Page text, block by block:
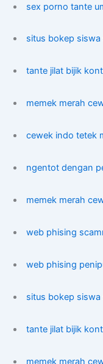
sex porno tante
situs bokep
tante jilat bijik
memek merah
cewek indo tetek
ngentot dengan
memek merah
web phising
web phising
situs bokep
tante jilat bijik
memek merah